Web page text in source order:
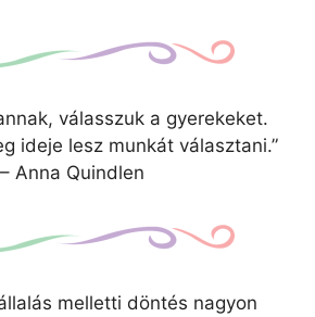
válasszuk a gyerekeket.
ideje lesz munkát választani.”
– Anna Quindlen
melletti döntés nagyon